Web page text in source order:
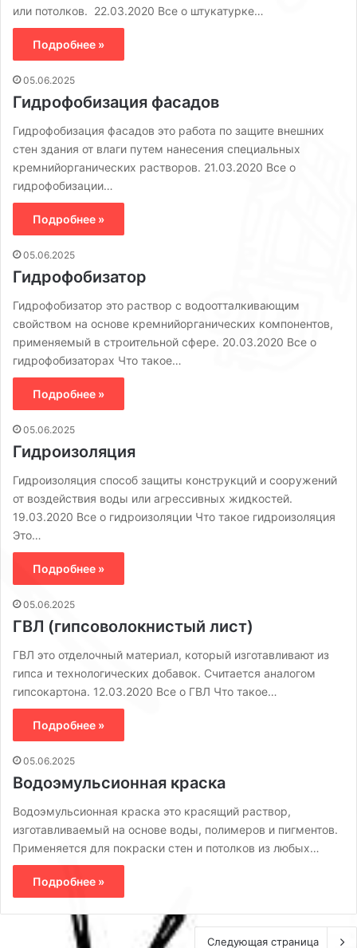
или потолков. 22.03.2020 Все о штукатурке…
Подробнее »
05.06.2025
Гидрофобизация фасадов
Гидрофобизация фасадов это работа по защите внешних
стен здания от влаги путем нанесения специальных
кремнийорганических растворов. 21.03.2020 Все о
гидрофобизации…
Подробнее »
05.06.2025
Гидрофобизатор
Гидрофобизатор это раствор с водоотталкивающим
свойством на основе кремнийорганических компонентов,
применяемый в строительной сфере. 20.03.2020 Все о
гидрофобизаторах Что такое…
Подробнее »
05.06.2025
Гидроизоляция
Гидроизоляция способ защиты конструкций и сооружений
от воздействия воды или агрессивных жидкостей.
19.03.2020 Все о гидроизоляции Что такое гидроизоляция
Это…
Подробнее »
05.06.2025
ГВЛ (гипсоволокнистый лист)
ГВЛ это отделочный материал, который изготавливают из
гипса и технологических добавок. Считается аналогом
гипсокартона. 12.03.2020 Все о ГВЛ Что такое…
Подробнее »
05.06.2025
Водоэмульсионная краска
Водоэмульсионная краска это красящий раствор,
изготавливаемый на основе воды, полимеров и пигментов.
Применяется для покраски стен и потолков из любых…
Подробнее »
Следующая страница